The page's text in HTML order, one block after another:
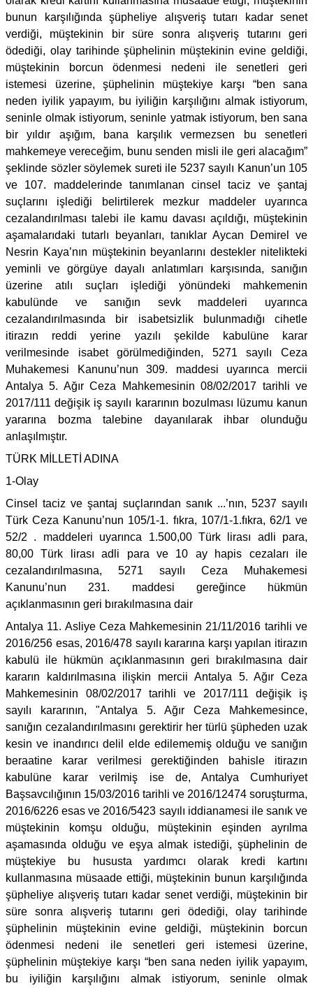
bunun karşılığında şüpheliye alışveriş tutarı kadar senet
verdiği, müştekinin bir süre sonra alışveriş tutarını geri
ödediği, olay tarihinde şüphelinin müştekinin evine geldiği,
müştekinin borcun ödenmesi nedeni ile senetleri geri
istemesi üzerine, şüphelinin müştekiye karşı “ben sana
neden iyilik yapayım, bu iyiliğin karşılığını almak istiyorum,
seninle olmak istiyorum, seninle yatmak istiyorum, ben sana
bir yıldır aşığım, bana karşılık vermezsen bu senetleri
mahkemeye vereceğim, bunu senden misli ile geri alacağım”
şeklinde sözler söylemek sureti ile 5237 sayılı Kanun’un 105
ve 107. maddelerinde tanımlanan cinsel taciz ve şantaj
suçlarını işlediği belirtilerek mezkur maddeler uyarınca
cezalandırılması talebi ile kamu davası açıldığı, müştekinin
aşamalarıdaki tutarlı beyanları, tanıklar Aycan Demirel ve
Nesrin Kaya’nın müştekinin beyanlarını destekler nitelikteki
yeminli ve görgüye dayalı anlatımları karşısında, sanığın
üzerine atılı suçları işlediği yönündeki mahkemenin
kabulünde ve sanığın sevk maddeleri uyarınca
cezalandırılmasında bir isabetsizlik bulunmadığı cihetle
itirazın reddi yerine yazılı şekilde kabulüne karar
verilmesinde isabet görülmediğinden, 5271 sayılı Ceza
Muhakemesi Kanunu’nun 309. maddesi uyarınca mercii
Antalya 5. Ağır Ceza Mahkemesinin 08/02/2017 tarihli ve
2017/111 değişik iş sayılı kararının bozulması lüzumu kanun
yararına bozma talebine dayanılarak ihbar olunduğu
anlaşılmıştır.
TÜRK MİLLETİ ADINA
1-Olay
Cinsel taciz ve şantaj suçlarından sanık ...’nın, 5237 sayılı
Türk Ceza Kanunu’nun 105/1-1. fıkra, 107/1-1.fıkra, 62/1 ve
52/2 . maddeleri uyarınca 1.500,00 Türk lirası adli para,
80,00 Türk lirası adli para ve 10 ay hapis cezaları ile
cezalandırılmasına, 5271 sayılı Ceza Muhakemesi
Kanunu’nun 231. maddesi gereğince hükmün
açıklanmasının geri bırakılmasına dair
Antalya 11. Asliye Ceza Mahkemesinin 21/11/2016 tarihli ve
2016/256 esas, 2016/478 sayılı kararına karşı yapılan itirazın
kabulü ile hükmün açıklanmasının geri bırakılmasına dair
kararın kaldırılmasına ilişkin mercii Antalya 5. Ağır Ceza
Mahkemesinin 08/02/2017 tarihli ve 2017/111 değişik iş
sayılı kararının, "Antalya 5. Ağır Ceza Mahkemesince,
sanığın cezalandırılmasını gerektirir her türlü şüpheden uzak
kesin ve inandırıcı delil elde edilememiş olduğu ve sanığın
beraatine karar verilmesi gerektiğinden bahisle itirazın
kabulüne karar verilmiş ise de, Antalya Cumhuriyet
Başsavcılığının 15/03/2016 tarihli ve 2016/12474 soruşturma,
2016/6226 esas ve 2016/5423 sayılı iddianamesi ile sanık ve
müştekinin komşu olduğu, müştekinin eşinden ayrılma
aşamasında olduğu ve eşya almak istediği, şüphelinin de
müştekiye bu hususta yardımcı olarak kredi kartını
kullanmasına müsaade ettiği, müştekinin bunun karşılığında
şüpheliye alışveriş tutarı kadar senet verdiği, müştekinin bir
süre sonra alışveriş tutarını geri ödediği, olay tarihinde
şüphelinin müştekinin evine geldiği, müştekinin borcun
ödenmesi nedeni ile senetleri geri istemesi üzerine,
şüphelinin müştekiye karşı “ben sana neden iyilik yapayım,
bu iyiliğin karşılığını almak istiyorum, seninle olmak